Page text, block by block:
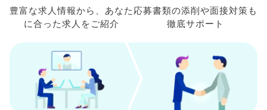
豊富な求人情報から、 あなた
に合った求人を ご紹介
応募書類の添削や面接対策も
徹底サポート